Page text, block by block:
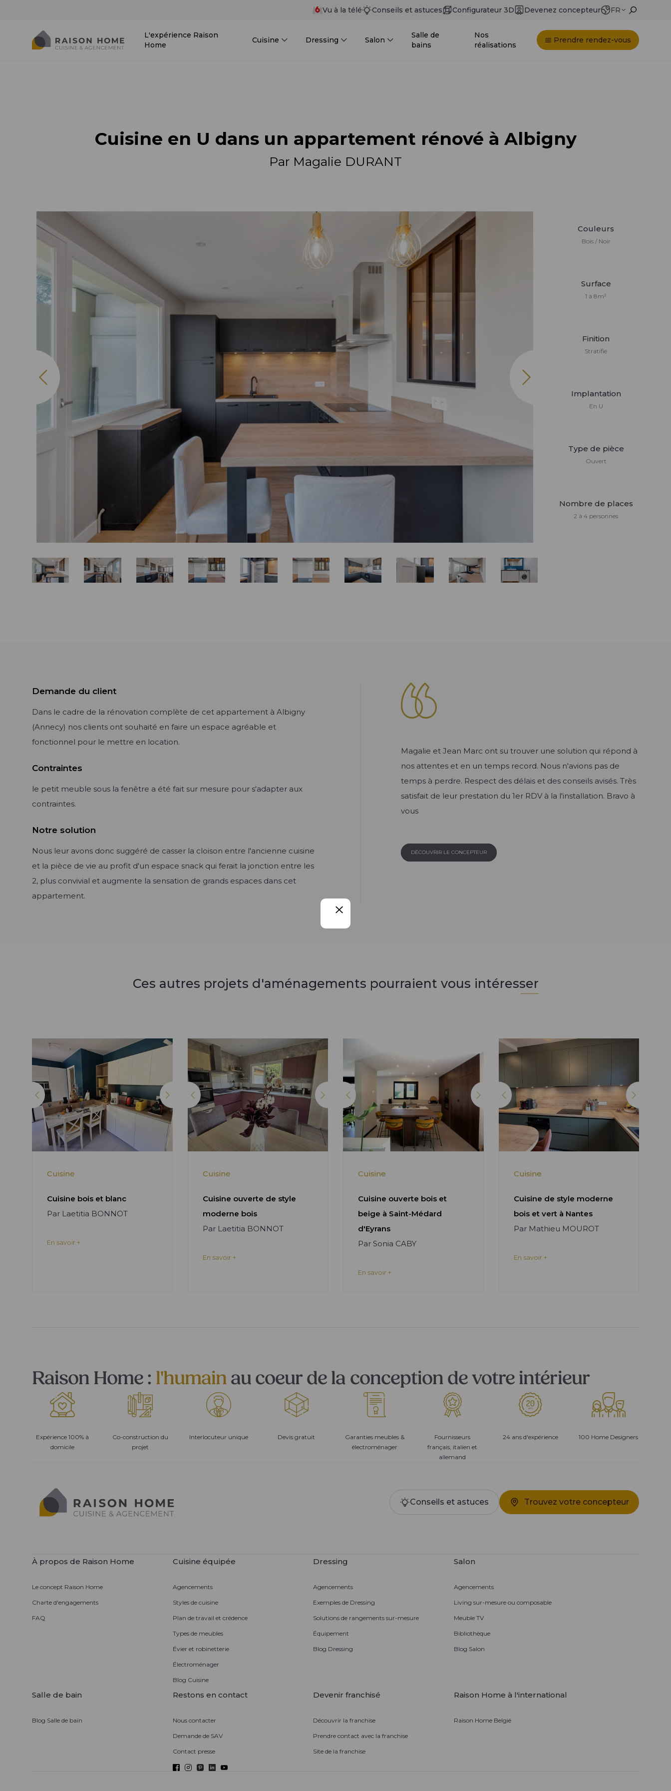
Vu à la télé Conseils et astuces Configurateur 3D Devenez concepteur FR
L'expérience Raison
Home
Cuisine Dressing Salon
Salle de
bains
Nos
réalisations
📅 Prendre rendez-vous
Cuisine en U dans un appartement rénové à Albigny
Par Magalie DURANT
Couleurs
Bois / Noir
Surface
1 à 8m²
Finition
Stratifié
Implantation
En U
Type de pièce
Ouvert
Nombre de places
2 à 4 personnes
Demande du client
Dans le cadre de la rénovation complète de cet appartement à Albigny
(Annecy) nos clients ont souhaité en faire un espace agréable et
fonctionnel pour le mettre en location.
Contraintes
le petit meuble sous la fenêtre a été fait sur mesure pour s'adapter aux
contraintes.
Notre solution
Nous leur avons donc suggéré de casser la cloison entre l'ancienne cuisine
et la pièce de vie au profit d'un espace snack qui ferait la jonction entre les
2, plus convivial et augmente la sensation de grands espaces dans cet
appartement.
Magalie et Jean Marc ont su trouver une solution qui répond à
nos attentes et en un temps record. Nous n'avions pas de
temps à perdre. Respect des délais et des conseils avisés. Très
satisfait de leur prestation du 1er RDV à la l'installation. Bravo à
vous
DÉCOUVRIR LE CONCEPTEUR
Ces autres projets d'aménagements pourraient vous intéresser
Cuisine
Cuisine bois et blanc
Par Laetitia BONNOT
En savoir +
Cuisine
Cuisine ouverte de style
moderne bois
Par Laetitia BONNOT
En savoir +
Cuisine
Cuisine ouverte bois et
beige à Saint-Médard
d'Eyrans
Par Sonia CABY
En savoir +
Cuisine
Cuisine de style moderne
bois et vert à Nantes
Par Mathieu MOUROT
En savoir +
Raison Home : l'humainau coeur de la conception de votre intérieur
Expérience 100% à
domicile
Co-construction du
projet
Interlocuteur unique Devis gratuit
Garanties meubles &
électroménager
Fournisseurs
français, italien et
allemand
24 ans d'expérience 100 Home Designers
Conseils et astuces Trouvez votre concepteur
À propos de Raison Home
Le concept Raison Home
Charte d'engagements
FAQ
Cuisine équipée
Agencements
Styles de cuisine
Plan de travail et crédence
Types de meubles
Évier et robinetterie
Électroménager
Blog Cuisine
Dressing
Agencements
Exemples de Dressing
Solutions de rangements sur-mesure
Équipement
Blog Dressing
Salon
Agencements
Living sur-mesure ou composable
Meuble TV
Bibliothèque
Blog Salon
Salle de bain
Blog Salle de bain
Restons en contact
Nous contacter
Demande de SAV
Contact presse
Devenir franchisé
Découvrir la franchise
Prendre contact avec la franchise
Site de la franchise
Raison Home à l'international
Raison Home België